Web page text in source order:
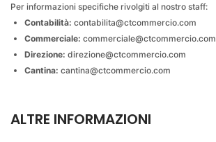
Per informazioni specifiche rivolgiti al nostro staff:
Contabilità: contabilita@ctcommercio.com
Commerciale: commerciale@ctcommercio.com
Direzione: direzione@ctcommercio.com
Cantina: cantina@ctcommercio.com
ALTRE INFORMAZIONI